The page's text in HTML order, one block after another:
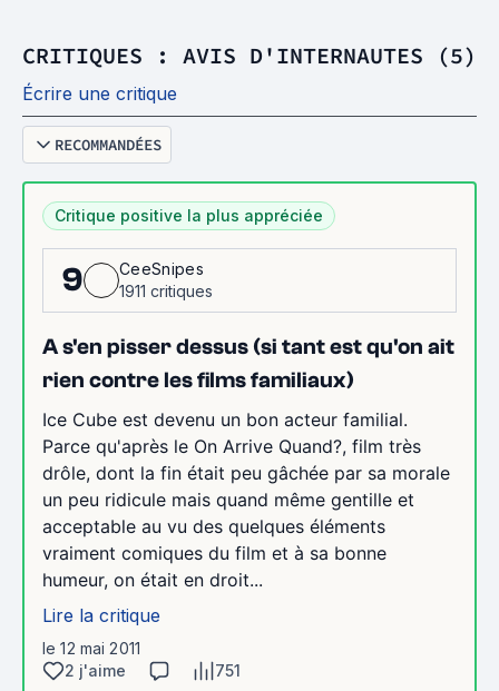
CRITIQUES : AVIS D'INTERNAUTES (5)
Écrire une critique
RECOMMANDÉES
Critique positive la plus appréciée
9
CeeSnipes
1911 critiques
A s'en pisser dessus (si tant est qu'on ait
rien contre les films familiaux)
Ice Cube est devenu un bon acteur familial.
Parce qu'après le On Arrive Quand?, film très
drôle, dont la fin était peu gâchée par sa morale
un peu ridicule mais quand même gentille et
acceptable au vu des quelques éléments
vraiment comiques du film et à sa bonne
humeur, on était en droit...
Lire la critique
le 12 mai 2011
2 j'aime
751